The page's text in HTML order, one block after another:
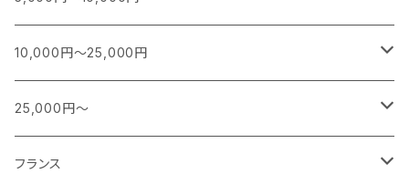
カレー、エスニック、中華などに合うワイン
特別な日に楽しむワイン
白(オレンジ)
赤
ロゼ
シャンパーニュ
ブルゴーニュ
南アフリカ
スパークリング
白ワイン
日本
スパークリング
アメリカ
フランス
シャンパーニュ
ブルゴーニュ
南アフリカ
スパークリング
ニュージーランド
10,000円～25,000円
フランス
シャンパーニュ
アメリカ
25,000円～
シャンパーニュ
フランス